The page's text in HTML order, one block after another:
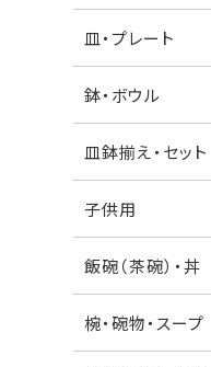
皿・プレート
鉢・ボウル
皿鉢揃え・セット
子供用
飯碗（茶碗）・丼
椀・碗物・スープ